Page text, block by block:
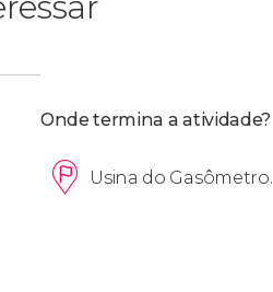
Onde termina a atividade?
Usina do Gasômetro.